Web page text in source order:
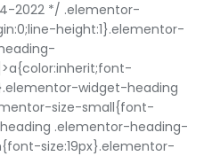
2022 */ .elementor-
height:1}.elementor-
widget-heading
size-small{font-
.elementor-heading-
size:19px}.elementor-